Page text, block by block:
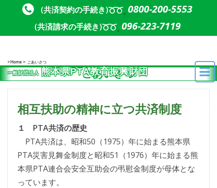
Skip to content
Skip to content(共済契約の手続き) 0800-200-5553
(共済請求の手続き) 096-223-7119
一般財団法人 熊本県PTA教育振興財団
Home ごあいさつ
ごあいさつ
相互扶助の精神に立つ共済制度
１ PTA共済の歴史
PTA共済は、昭和50（1975）年に始まる熊本県
PTA災害見舞金制度と昭和51（1976）年に始まる熊
本県PTA連合会安全互助会の弔慰金制度が母体とな
っています。